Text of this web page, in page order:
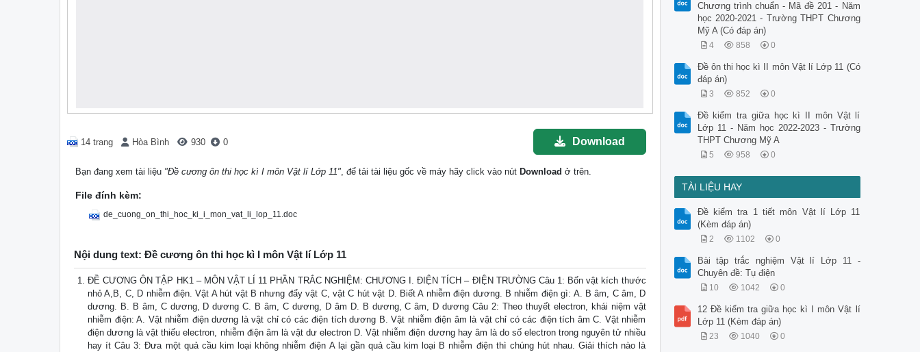
14 trang Hòa Bình 930 0 Download
Bạn đang xem tài liệu "Đề cương ôn thi học kì I môn Vật lí Lớp 11", để tải tài liệu gốc về máy hãy click vào nút Download ở trên.
File đính kèm:
de_cuong_on_thi_hoc_ki_i_mon_vat_li_lop_11.doc
Nội dung text: Đề cương ôn thi học kì I môn Vật lí Lớp 11
ĐỀ CƯƠNG ÔN TẬP HK1 – MÔN VẬT LÍ 11 PHẦN TRẮC NGHIỆM: CHƯƠNG I. ĐIỆN TÍCH – ĐIỆN TRƯỜNG Câu 1: Bốn vật kích thước
nhỏ A,B, C, D nhiễm điện. Vật A hút vật B nhưng đẩy vật C, vật C hút vật D. Biết A nhiễm điện dương. B nhiễm điện gì: A. B âm, C âm, D
dương. B. B âm, C dương, D dương C. B âm, C dương, D âm D. B dương, C âm, D dương Câu 2: Theo thuyết electron, khái niệm vật
nhiễm điện: A. Vật nhiễm điện dương là vật chỉ có các điện tích dương B. Vật nhiễm điện âm là vật chỉ có các điện tích âm C. Vật nhiễm
điện dương là vật thiếu electron, nhiễm điện âm là vật dư electron D. Vật nhiễm điện dương hay âm là do số electron trong nguyên tử nhiều
hay ít Câu 3: Đưa một quả cầu kim loại không nhiễm điện A lại gần quả cầu kim loại B nhiễm điện thì chúng hút nhau. Giải thích nào là
Chương trình chuẩn - Mã đề 201 - Năm
học 2020-2021 - Trường THPT Chương
Mỹ A (Có đáp án)
4 858 0
Đề ôn thi học kì II môn Vật lí Lớp 11 (Có
đáp án)
3 852 0
Đề kiểm tra giữa học kì II môn Vật lí
Lớp 11 - Năm học 2022-2023 - Trường
THPT Chương Mỹ A
5 958 0
TÀI LIỆU HAY
Đề kiểm tra 1 tiết môn Vật lí Lớp 11
(Kèm đáp án)
2 1102 0
Bài tập trắc nghiệm Vật lí Lớp 11 -
Chuyên đề: Tụ điện
10 1042 0
12 Đề kiểm tra giữa học kì I môn Vật lí
Lớp 11 (Kèm đáp án)
23 1040 0